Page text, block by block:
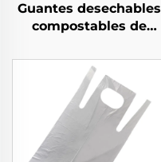
Guantes desechables
compostables de
biodegradable y
compostable PLA
PBAT almidón de maíz